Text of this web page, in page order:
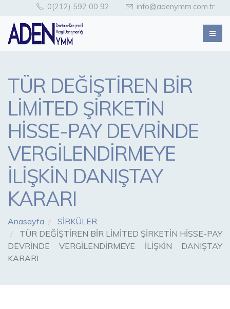
0(212) 592 00 92 info@adenymm.com.tr
TÜR DEĞİŞTİREN BİR
LİMİTED ŞİRKETİN
HİSSE-PAY DEVRİNDE
VERGİLENDİRMEYE
İLİŞKİN DANIŞTAY
KARARI
Anasayfa
SİRKÜLER
TÜR DEĞİŞTİREN BİR LİMİTED ŞİRKETİN HİSSE-PAY
DEVRİNDE VERGİLENDİRMEYE İLİŞKİN DANIŞTAY
KARARI